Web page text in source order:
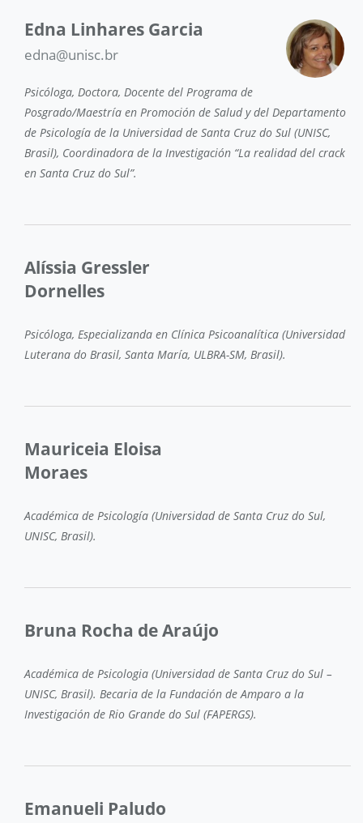
Edna Linhares Garcia
edna@unisc.br
Psicóloga, Doctora, Docente del Programa de
Posgrado/Maestría en Promoción de Salud y del Departamento
de Psicología de la Universidad de Santa Cruz do Sul (UNISC,
Brasil), Coordinadora de la Investigación “La realidad del crack
en Santa Cruz do Sul”.
Alíssia Gressler
Dornelles
Psicóloga, Especializanda en Clínica Psicoanalítica (Universidad
Luterana do Brasil, Santa María, ULBRA-SM, Brasil).
Mauriceia Eloisa
Moraes
Académica de Psicología (Universidad de Santa Cruz do Sul,
UNISC, Brasil).
Bruna Rocha de Araújo
Académica de Psicologia (Universidad de Santa Cruz do Sul –
UNISC, Brasil). Becaria de la Fundación de Amparo a la
Investigación de Rio Grande do Sul (FAPERGS).
Emanueli Paludo